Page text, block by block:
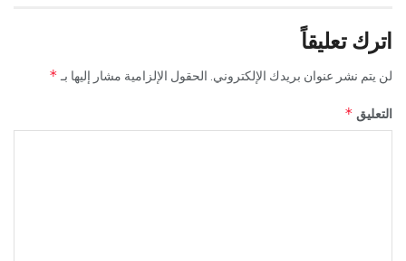
اترك تعليقاً
لن يتم نشر عنوان بريدك الإلكتروني. الحقول الإلزامية مشار إليها بـ *
التعليق *